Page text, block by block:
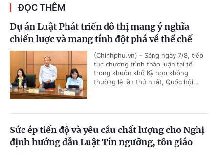
ĐỌC THÊM
Dự án Luật Phát triển đô thị mang ý nghĩa
chiến lược và mang tính đột phá về thể chế
(Chinhphu.vn) - Sáng ngày 7/8, tiếp
tục chương trình thảo luận tại tổ
trong khuôn khổ Kỳ họp không
thường lệ lần thứ nhất, Quốc hội...
Sức ép tiến độ và yêu cầu chất lượng cho Nghị
định hướng dẫn Luật Tín ngưỡng, tôn giáo